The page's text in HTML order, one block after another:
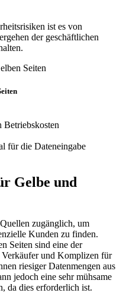
ist es von
der geschäftlichen
Betriebskosten
für die Dateneingabe
Gelbe und
zugänglich, um
Kunden zu finden.
Seiten sind eine der
und Komplizen für
riesiger Datenmengen aus
jedoch eine sehr mühsame
da dies erforderlich ist.